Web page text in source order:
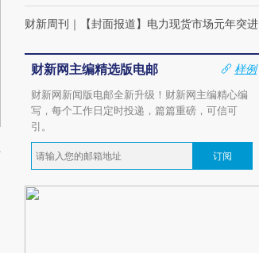
财新周刊 ｜ 【封面报道】电力现货市场元年突进
财新网主编精选版电邮
样例
财新网新闻版电邮全新升级！财新网主编精心编
写，每个工作日定时投递，篇篇重磅，可信可
引。
订阅